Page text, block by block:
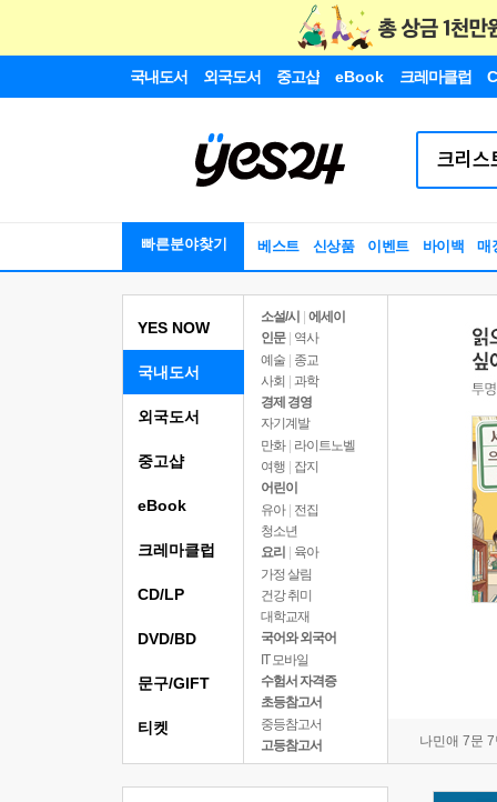
국내도서 외국도서 중고샵 eBook 크레마클럽
빠른분야찾기 베스트 신상품 이벤트 바이백 매
YES NOW
국내도서
소설/시
에세이
인문
역사
예술 | 종교
사회 | 과학
경제 경영
자기계발
만화 | 라이트노벨
여행
잡지
어린이
유아 | 전집
청소년
요리
육아
가정 살림
건강 취미
대학교재
국어와 외국어
IT 모바일
수험서 자격증
초등참고서
중등참고서
고등참고서
나민애 7문
외국도서
중고샵
eBook
크레마클럽
CD/LP
DVD/BD
문구/GIFT
티켓